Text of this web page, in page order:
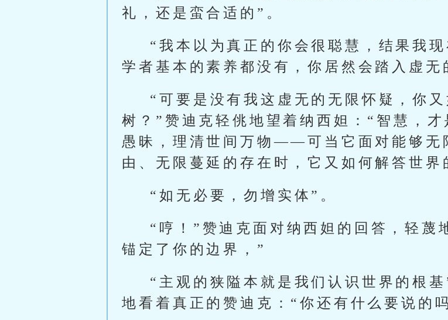
礼，还是蛮合适的”。
“我本以为真正的你会很聪慧，结果我
学者基本的素养都没有，你居然会踏入虚无
“可要是没有我这虚无的无限怀疑，你
树？”赞迪克轻佻地望着纳西妲：“智慧，
愚昧，理清世间万物——可当它面对能够无
由、无限蔓延的存在时，它又如何解答世界
“如无必要，勿增实体”。
“哼！”赞迪克面对纳西妲的回答，轻蔑
锚定了你的边界，”
“主观的狭隘本就是我们认识世界的根
地看着真正的赞迪克：“你还有什么要说的